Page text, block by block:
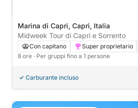
Marina di Capri, Capri, Italia
Midweek Tour di Capri e Sorrento
Con capitano Super proprietario
8 ore · Per gruppi fino a 1 persone
Carburante incluso